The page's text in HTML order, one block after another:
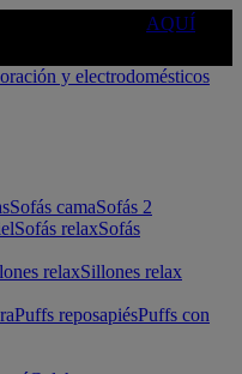
AQUÍ
Sofás camaSofás 2
Sofás relaxSofás
relaxSillones relax
Puffs reposapiésPuffs con